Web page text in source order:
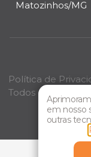
Matozinhos/MG
Política de
Todos os direitos
em nosso
outras